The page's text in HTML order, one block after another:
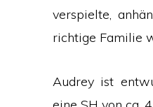
verspielte,
richtige Familie
Audrey ist